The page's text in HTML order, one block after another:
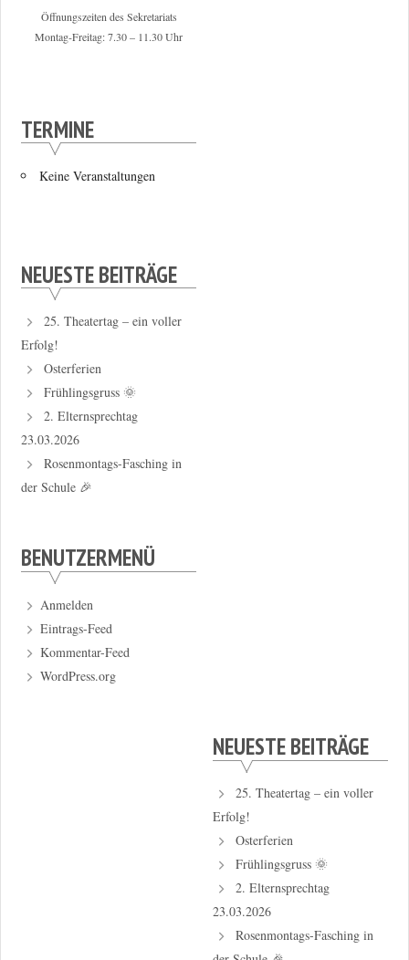
Öffnungszeiten des Sekretariats
Montag-Freitag: 7.30 – 11.30 Uhr
TERMINE
Keine Veranstaltungen
NEUESTE BEITRÄGE
25. Theatertag – ein voller
Erfolg!
Osterferien
Frühlingsgruss 🌞
2. Elternsprechtag
23.03.2026
Rosenmontags-Fasching in
der Schule 🎉
BENUTZERMENÜ
Anmelden
Eintrags-Feed
Kommentar-Feed
WordPress.org
NEUESTE BEITRÄGE
25. Theatertag – ein voller
Erfolg!
Osterferien
Frühlingsgruss 🌞
2. Elternsprechtag
23.03.2026
Rosenmontags-Fasching in